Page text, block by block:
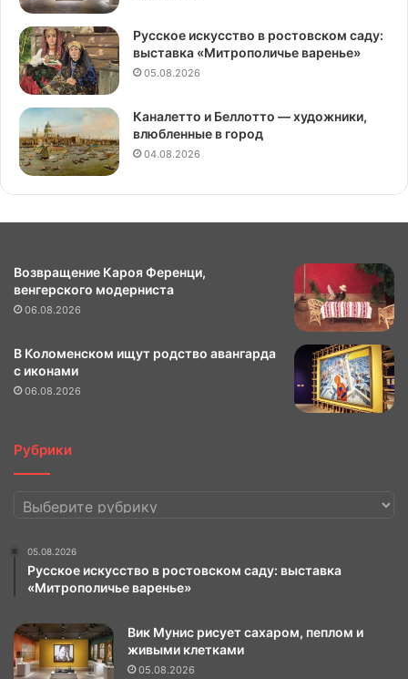
Русское искусство в ростовском саду:
выставка «Митрополичье варенье»
05.08.2026
Каналетто и Беллотто — художники,
влюбленные в город
04.08.2026
Возвращение Кароя Ференци,
венгерского модерниста
06.08.2026
В Коломенском ищут родство авангарда
с иконами
06.08.2026
Рубрики
Рубрики
05.08.2026
Русское искусство в ростовском саду: выставка
«Митрополичье варенье»
Вик Мунис рисует сахаром, пеплом и
живыми клетками
05.08.2026